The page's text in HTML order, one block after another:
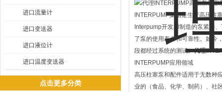
进口流量计
进口变送器
进口液位计
进口温度变送器
点击更多分类
INTERPUMP集团是生产高压柱
Interpump开发和制造的泵紧凑
了泵的使用寿命和可靠性。如今
段都经过系统的测试。代理
INTERPUMP应用领域
高压柱塞泵和配件适用于无数种
业的（食品、化学、制药）、社